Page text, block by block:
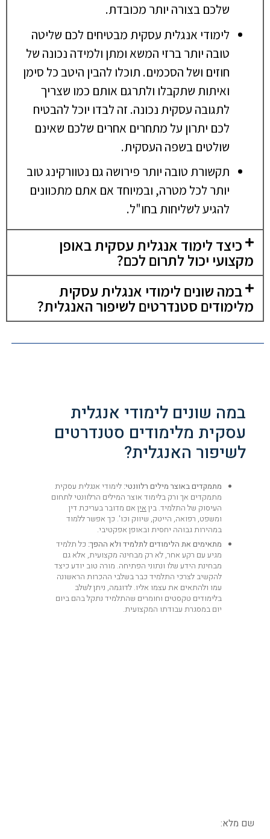
שלכם בצורה יותר מכובדת.
לימודי אנגלית עסקית מבטיחים לכם שליטה
טובה יותר ברזי המשא ומתן ולמידה נכונה של
חוזים ושל הסכמים. תוכלו להבין היטב כל סימן
ואיתות שתקבלו ולתרגם אותם כמו שצריך
לתגובה עסקית נכונה. זה לבדו יוכל להבטיח
לכם יתרון על מתחרים אחרים שלכם שאינם
שולטים בשפה העסקית.
תקשורת טובה יותר פירושה גם נטוורקינג טוב
יותר לכל מטרה, ובמיוחד אם אתם מתכוונים
להגיע לשליחות בחו"ל.
כיצד לימוד אנגלית עסקית באופן
מקצועי יכול לתרום לכם?
במה שונים לימודי אנגלית עסקית
מלימודים סטנדרטים לשיפור האנגלית?
במה שונים לימודי אנגלית
עסקית מלימודים סטנדרטים
לשיפור האנגלית?
מתמקדים באוצר מילים רלוונטי:לימודי אנגלית עסקית
מתמקדים אך ורק בלימוד אוצר המילים הרלוונטי לתחום
העיסוק של התלמיד. בין איןאם מדובר בעריכת דין
ומשפט, רפואה, הייטק, שיווק וכו'. כך אפשר ללמוד
במהירות גבוהה יחסית ובאופן אפקטיבי.
מתאימים את הלימודים לתלמיד ולא ההפך: כל תלמיד
מגיע עם רקע אחר, לא רק מבחינה מקצועית, אלא גם
מבחינת הידע שלו ונתוני הפתיחה. מורה טוב יודע כיצד
להקשיב לצרכי התלמיד כבר בשלבי ההכרות הראשונה
עמו ולהתאים את עצמו אליו. לדוגמה, ניתן לשלב
בלימודים טקסטים וחומרים שהתלמיד נתקל בהם ביום
יום במסגרת עבודתו המקצועית.